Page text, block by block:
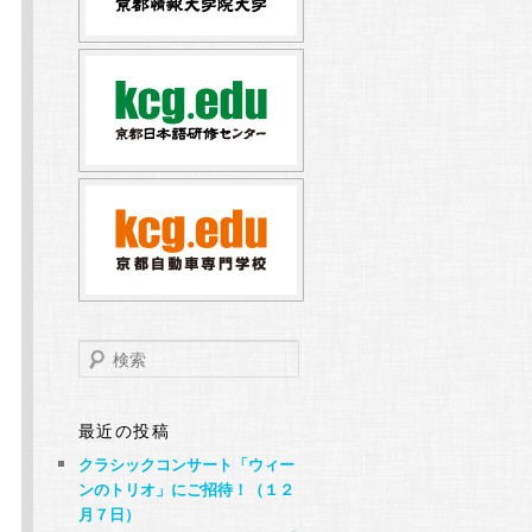
検
索
最近の投稿
クラシックコンサート「ウィー
ンのトリオ」にご招待！（１２
月７日）